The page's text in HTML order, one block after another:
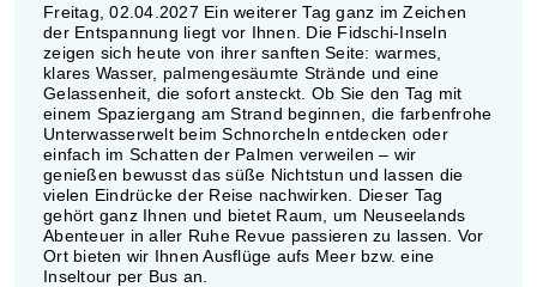
Freitag, 02.04.2027 Ein weiterer Tag ganz im Zeichen
der Entspannung liegt vor Ihnen. Die Fidschi-Inseln
zeigen sich heute von ihrer sanften Seite: warmes,
klares Wasser, palmengesäumte Strände und eine
Gelassenheit, die sofort ansteckt. Ob Sie den Tag mit
einem Spaziergang am Strand beginnen, die farbenfrohe
Unterwasserwelt beim Schnorcheln entdecken oder
einfach im Schatten der Palmen verweilen – wir
genießen bewusst das süße Nichtstun und lassen die
vielen Eindrücke der Reise nachwirken. Dieser Tag
gehört ganz Ihnen und bietet Raum, um Neuseelands
Abenteuer in aller Ruhe Revue passieren zu lassen. Vor
Ort bieten wir Ihnen Ausflüge aufs Meer bzw. eine
Inseltour per Bus an.